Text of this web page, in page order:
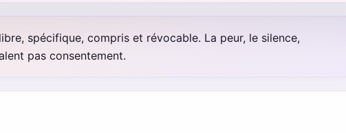
spécifique, compris et révocable. La peur, le silence,
pas consentement.